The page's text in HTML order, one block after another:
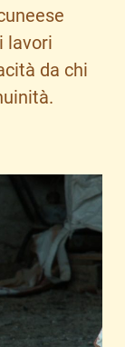
lavori
da chi